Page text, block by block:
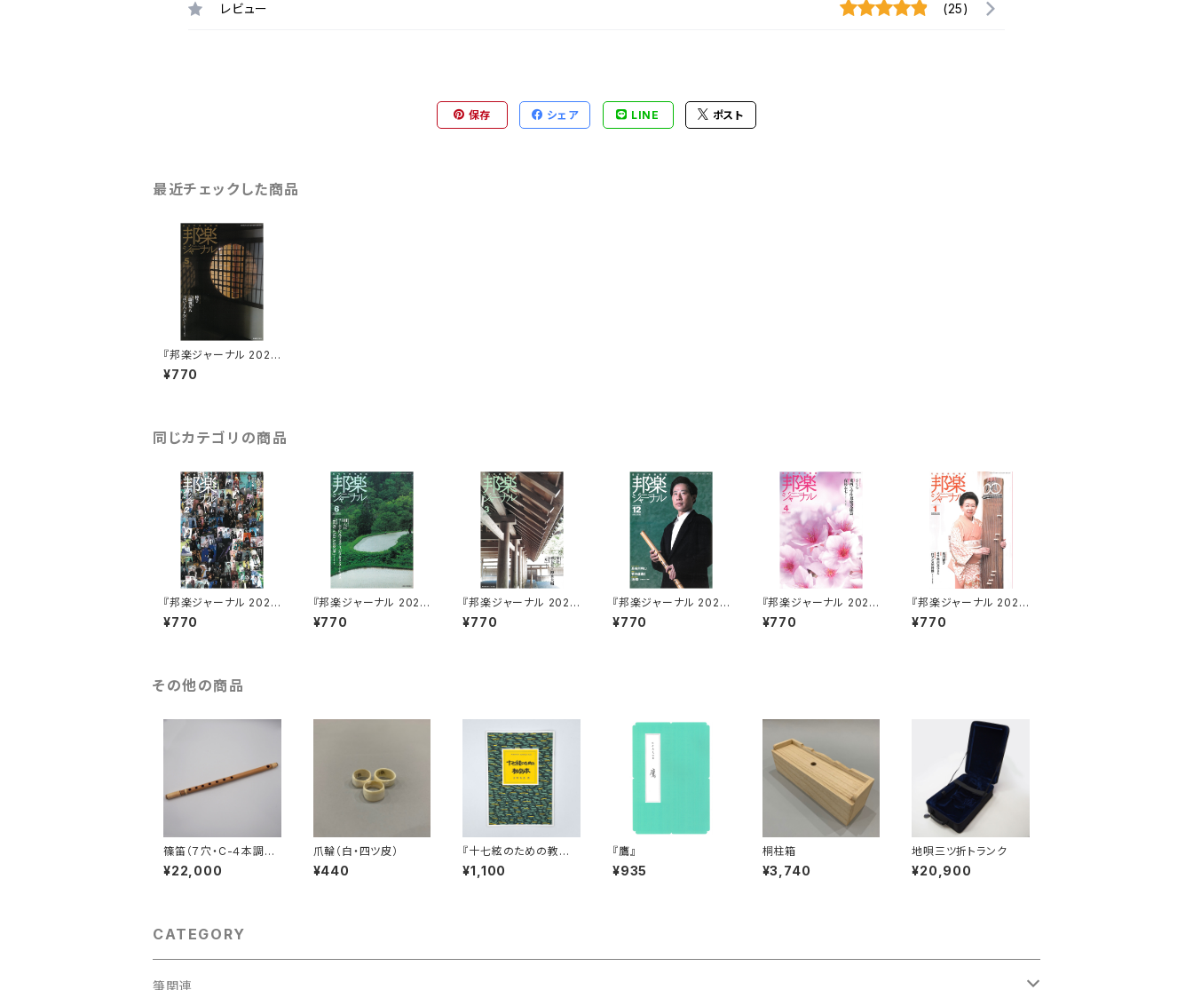
レビュー (25)
保存 シェア LINE ポスト
最近チェックした商品
『邦楽ジャーナル 2025
年5月号』
¥770
同じカテゴリの商品
『邦楽ジャーナル 2025
年2月号』
¥770
『邦楽ジャーナル 2025
年6月号』
¥770
『邦楽ジャーナル 2025
年3月号』
¥770
『邦楽ジャーナル 2024
年12月号』
¥770
『邦楽ジャーナル 2025
年4月号』
¥770
『邦楽ジャーナル 2025
年1月号』
¥770
その他の商品
篠笛（７穴・C-４本調
子）
¥22,000
爪輪（白・四ツ皮）
¥440
『十七絃のための教則
本』
¥1,100
『鷹』
¥935
桐柱箱
¥3,740
地唄三ツ折トランク
¥20,900
CATEGORY
箏関連